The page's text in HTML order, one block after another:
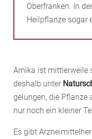
Oberfranken. In der
Heilpflanze sogar
Arnika ist mittlerweile
deshalb unter
gelungen, die Pflanze
nur noch ein kleiner
Es gibt